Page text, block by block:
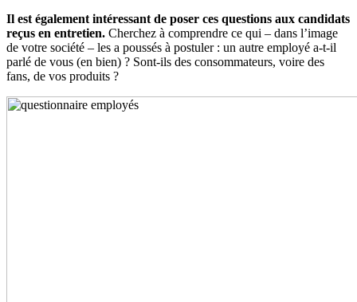
Il est également intéressant de poser ces questions aux candidats
reçus en entretien. Cherchez à comprendre ce qui – dans l’image
de votre société – les a poussés à postuler : un autre employé a-t-il
parlé de vous (en bien) ? Sont-ils des consommateurs, voire des
fans, de vos produits ?